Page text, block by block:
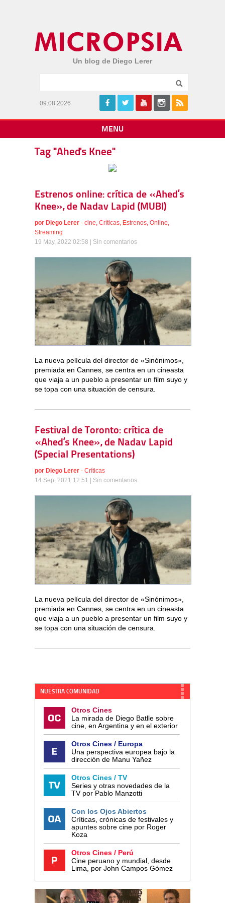
Un blog de Diego Lerer
09.08.2026
MENU
Tag "Ahed's Knee"
Estrenos online: crítica de «Ahed’s
Knee», de Nadav Lapid (MUBI)
por Diego Lerer - cine, Críticas, Estrenos, Online,
Streaming
19 May, 2022 02:58 | Sin comentarios
La nueva película del director de «Sinónimos»,
premiada en Cannes, se centra en un cineasta
que viaja a un pueblo a presentar un film suyo y
se topa con una situación de censura.
Festival de Toronto: crítica de
«Ahed’s Knee», de Nadav Lapid
(Special Presentations)
por Diego Lerer - Críticas
14 Sep, 2021 12:51 | Sin comentarios
La nueva película del director de «Sinónimos»,
premiada en Cannes, se centra en un cineasta
que viaja a un pueblo a presentar un film suyo y
se topa con una situación de censura.
NUESTRA COMUNIDAD
Otros Cines
La mirada de Diego Batlle sobre
cine, en Argentina y en el exterior
Otros Cines / Europa
Una perspectiva europea bajo la
dirección de Manu Yañez
Otros Cines / TV
Series y otras novedades de la
TV por Pablo Manzotti
Con los Ojos Abiertos
Críticas, crónicas de festivales y
apuntes sobre cine por Roger
Koza
Otros Cines / Perú
Cine peruano y mundial, desde
Lima, por John Campos Gómez